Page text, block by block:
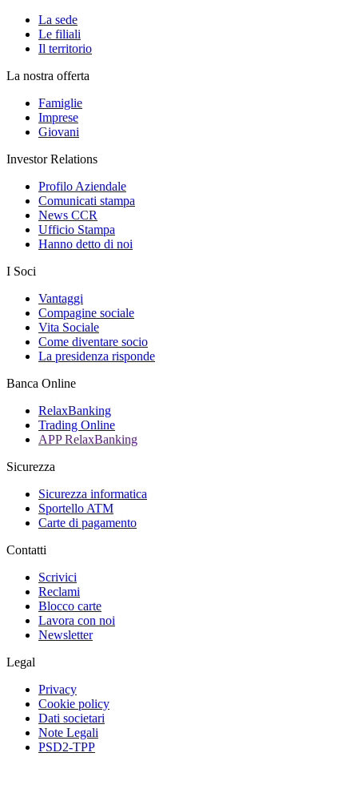
La sede
Le filiali
Il territorio
La nostra offerta
Famiglie
Imprese
Giovani
Investor Relations
Profilo Aziendale
Comunicati stampa
News CCR
Ufficio Stampa
Hanno detto di noi
I Soci
Vantaggi
Compagine sociale
Vita Sociale
Come diventare socio
La presidenza risponde
Banca Online
RelaxBanking
Trading Online
APP RelaxBanking
Sicurezza
Sicurezza informatica
Sportello ATM
Carte di pagamento
Contatti
Scrivici
Reclami
Blocco carte
Lavora con noi
Newsletter
Legal
Privacy
Cookie policy
Dati societari
Note Legali
PSD2-TPP